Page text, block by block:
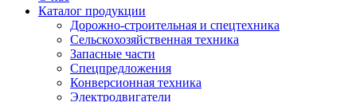
Каталог продукции
Дорожно-строительная и спецтехника
Сельскохозяйственная техника
Запасные части
Спецпредложения
Конверсионная техника
Электродвигатели